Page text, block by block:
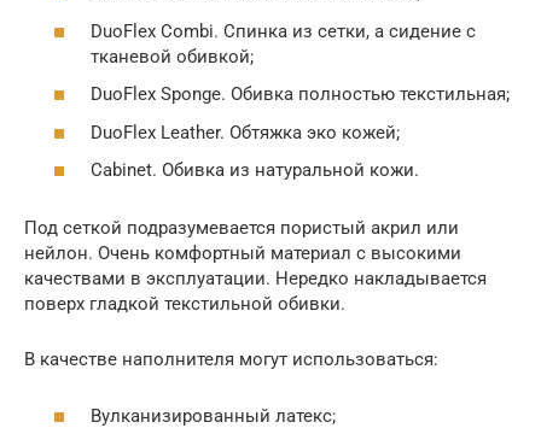
DuoFlex Combi. Спинка из сетки, а сидение с
тканевой обивкой;
DuoFlex Sponge. Обивка полностью текстильная;
DuoFlex Leather. Обтяжка эко кожей;
Cabinet. Обивка из натуральной кожи.
Под сеткой подразумевается пористый акрил или
нейлон. Очень комфортный материал с высокими
качествами в эксплуатации. Нередко накладывается
поверх гладкой текстильной обивки.
В качестве наполнителя могут использоваться:
Вулканизированный латекс;